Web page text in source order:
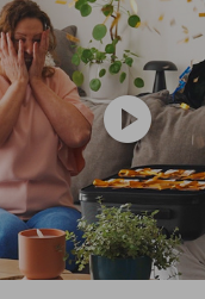
play_circle